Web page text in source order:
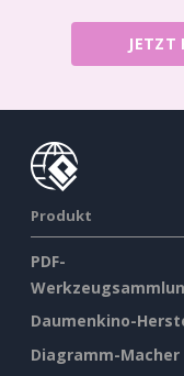
JETZT
Produkt
PDF-
Daumenkino-
Diagramm-Macher